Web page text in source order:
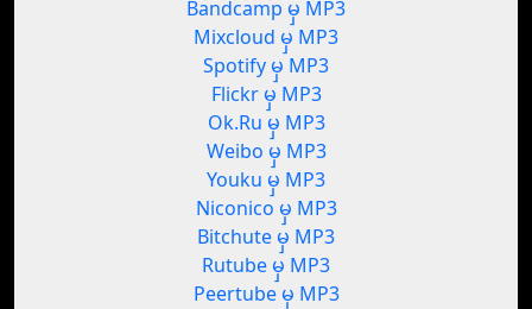
Bandcamp မှ MP3
Mixcloud မှ MP3
Spotify မှ MP3
Flickr မှ MP3
Ok.Ru မှ MP3
Weibo မှ MP3
Youku မှ MP3
Niconico မှ MP3
Bitchute မှ MP3
Rutube မှ MP3
Peertube မှ MP3